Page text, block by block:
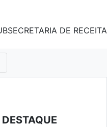
DE RECEITA